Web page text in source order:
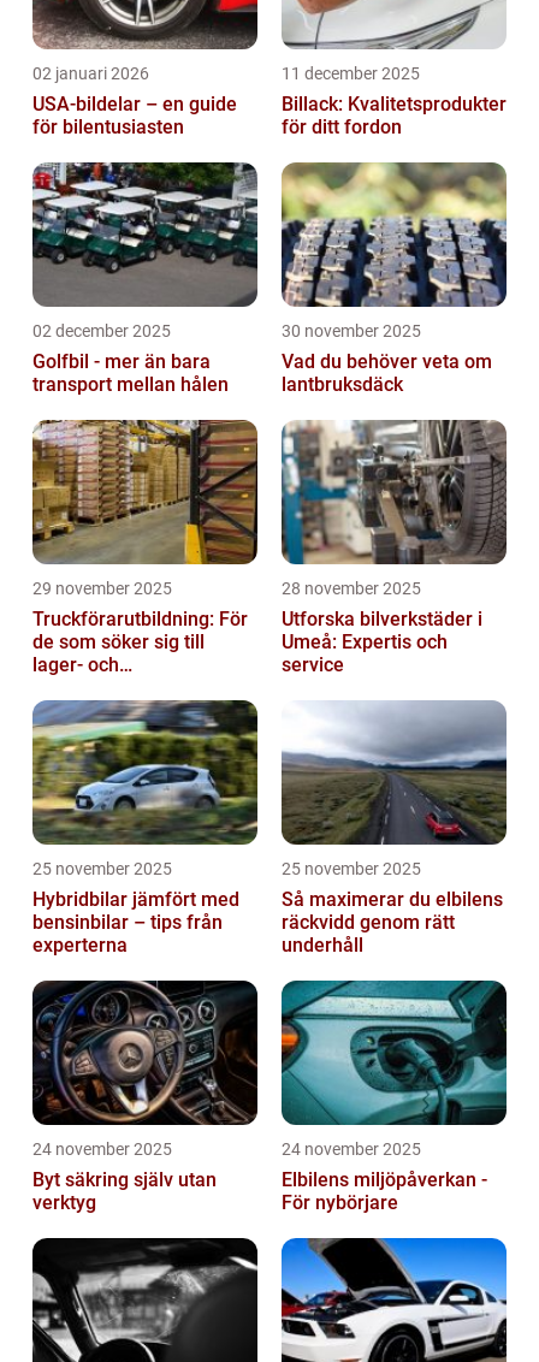
02 januari 2026
USA-bildelar – en guide
för bilentusiasten
11 december 2025
Billack: Kvalitetsprodukter
för ditt fordon
02 december 2025
Golfbil - mer än bara
transport mellan hålen
30 november 2025
Vad du behöver veta om
lantbruksdäck
29 november 2025
Truckförarutbildning: För
de som söker sig till
lager- och
28 november 2025
Utforska bilverkstäder i
Umeå: Expertis och
service
25 november 2025
Hybridbilar jämfört med
bensinbilar – tips från
experterna
25 november 2025
Så maximerar du elbilens
räckvidd genom rätt
underhåll
24 november 2025
Byt säkring själv utan
verktyg
24 november 2025
Elbilens miljöpåverkan -
För nybörjare